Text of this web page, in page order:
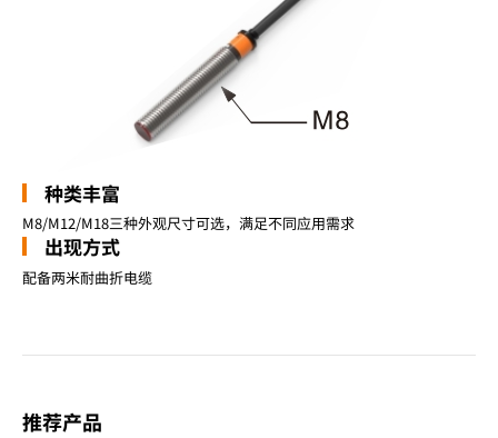
种类丰富
M8/M12/M18三种外观尺寸可选，满足不同应用需求
出现方式
配备两米耐曲折电缆
推荐产品